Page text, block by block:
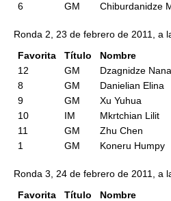
6
GM Chiburdanidze
Ronda 2, 23 de febrero de 2011, a
Favorita
Título Nombre
12
GM Dzagnidze Nana
8
GM Danielian Elina
9
GM Xu Yuhua
10
IM Mkrtchian Lilit
11
GM Zhu Chen
1
GM Koneru Humpy
Ronda 3, 24 de febrero de 2011, a
Favorita
Título Nombre